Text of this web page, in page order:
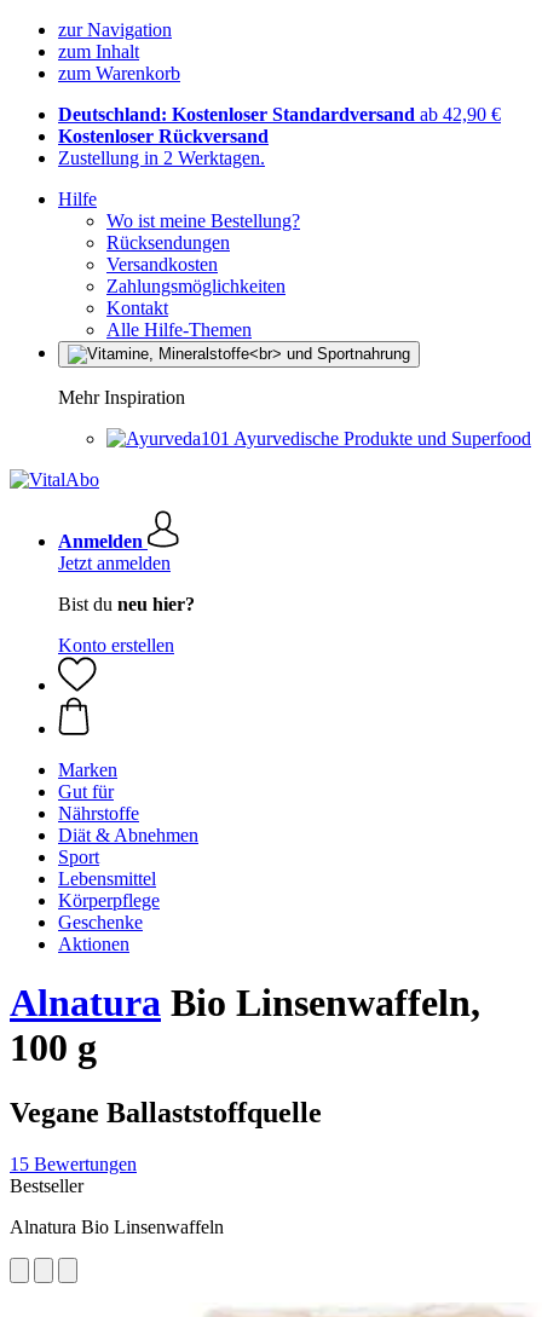
zur Navigation
zum Inhalt
zum Warenkorb
Deutschland: Kostenloser Standardversand ab 42,90 €
Kostenloser Rückversand
Zustellung in 2 Werktagen.
Hilfe
Wo ist meine Bestellung?
Rücksendungen
Versandkosten
Zahlungsmöglichkeiten
Kontakt
Alle Hilfe-Themen
Mehr Inspiration
Ayurvedische Produkte und Superfood
Anmelden
Jetzt anmelden
Bist du neu hier?
Konto erstellen
Marken
Gut für
Nährstoffe
Diät & Abnehmen
Sport
Lebensmittel
Körperpflege
Geschenke
Aktionen
Alnatura Bio Linsenwaffeln,
100 g
Vegane Ballaststoffquelle
15 Bewertungen
Bestseller
Alnatura Bio Linsenwaffeln